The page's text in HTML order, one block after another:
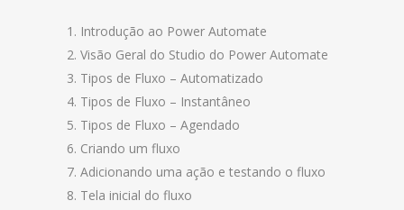
Introdução ao Power Automate
Visão Geral do Studio do Power Automate
Tipos de Fluxo – Automatizado
Tipos de Fluxo – Instantâneo
Tipos de Fluxo – Agendado
Criando um fluxo
Adicionando uma ação e testando o fluxo
Tela inicial do fluxo